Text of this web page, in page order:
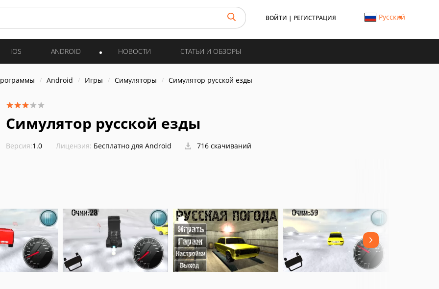
ВОЙТИ | РЕГИСТРАЦИЯ Русский
IOS ANDROID НОВОСТИ СТАТЬИ И ОБЗОРЫ
Android Игры Симуляторы Симулятор русской езды
Симулятор русской езды
Версия:1.0 Лицензия: Бесплатно для Android 716 скачиваний